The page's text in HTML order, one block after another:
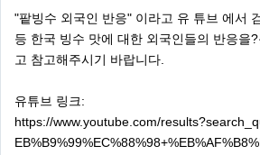
"팥빙수 외국인 반응" 이라고 유 튜브 에서
등 한국 빙수 맛에 대한 외국인들의 반응을
고 참고해주시기 바랍니다.
유튜브 링크:
https://www.youtube.com/